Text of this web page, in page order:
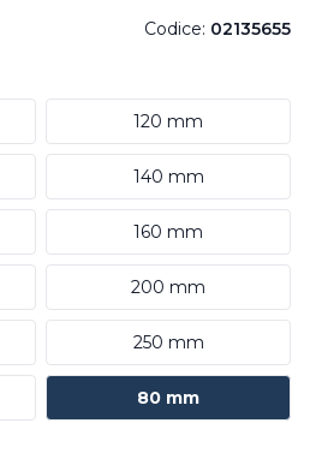
Codice: 02135655
120 mm
140 mm
160 mm
200 mm
250 mm
80 mm